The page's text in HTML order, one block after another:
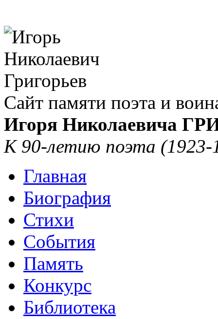
Сайт памяти поэта и
Игоря Николаевича
К 90-летию поэта (1923-
Главная
Биография
Стихи
События
Память
Конкурс
Библиотека